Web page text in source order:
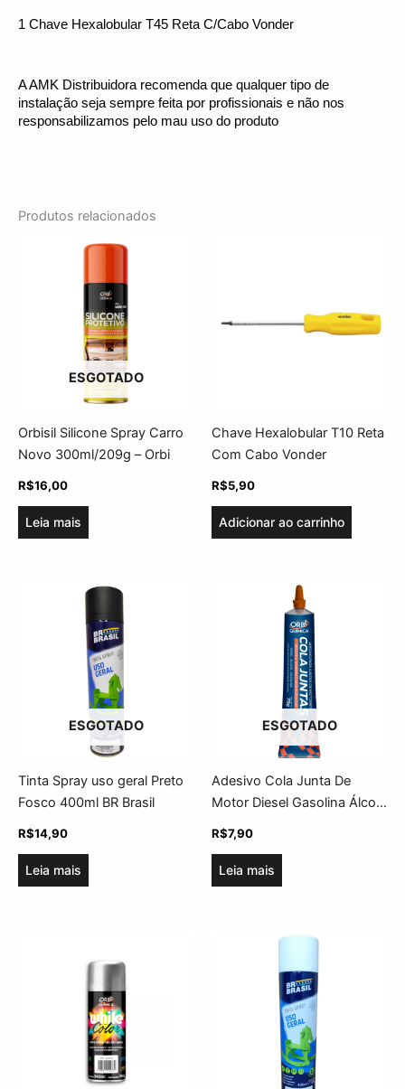
1 Chave Hexalobular T45 Reta C/Cabo Vonder
A AMK Distribuidora recomenda que qualquer tipo de
instalação seja sempre feita por profissionais e não nos
responsabilizamos pelo mau uso do produto
Produtos relacionados
ESGOTADO
Orbisil Silicone Spray Carro
Novo 300ml/209g – Orbi
R$16,00
Leia mais
Chave Hexalobular T10 Reta
Com Cabo Vonder
R$5,90
Adicionar ao carrinho
ESGOTADO
Tinta Spray uso geral Preto
Fosco 400ml BR Brasil
R$14,90
Leia mais
ESGOTADO
Adesivo Cola Junta De
Motor Diesel Gasolina Álcool
Orbi 75g
R$7,90
Leia mais